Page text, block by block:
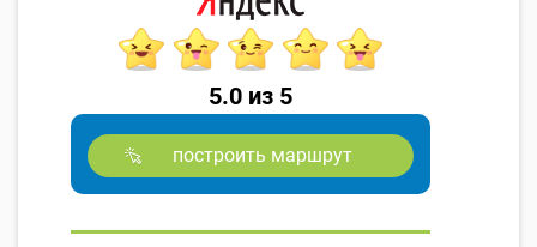
5.0 из 5
построить маршрут